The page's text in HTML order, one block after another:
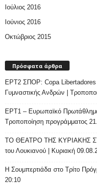
Ιούλιος 2016
Ιούνιος 2016
Οκτώβριος 2015
Πρόσφατα άρθρα
ΕΡΤ2 ΣΠΟΡ: Copa
Γυμναστικής Ανδρών |
ΕΡΤ1 – Ευρωπαϊκό
Τροποποίηση προγράμματος
ΤΟ ΘΕΑΤΡΟ ΤΗΣ ΚΥΡΙΑΚΗΣ
του Λουκιανού | Κυριακή
H Σουμπερτιάδα στο Τρίτο
20:10